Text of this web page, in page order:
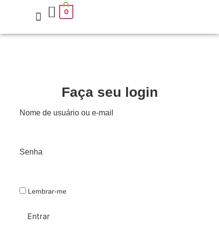
0
Faça seu login
Nome de usuário ou e-mail
Senha
Lembrar-me
Entrar